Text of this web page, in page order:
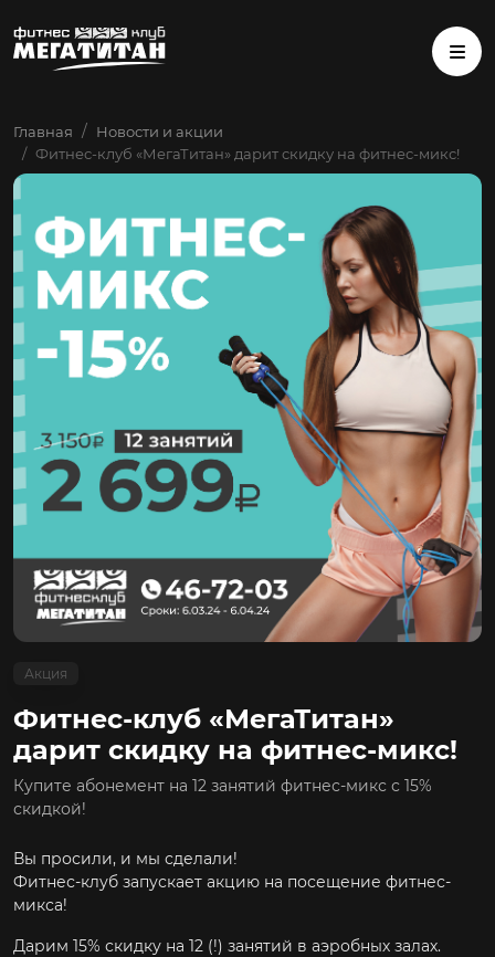
Главная
Новости и акции
Фитнес-клуб «МегаТитан» дарит скидку на фитнес-микс!
Акция
Фитнес-клуб «МегаТитан»
дарит скидку на фитнес-микс!
Купите абонемент на 12 занятий фитнес-микс с 15%
скидкой!
Вы просили, и мы сделали!
Фитнес-клуб запускает акцию на посещение фитнес-
микса!
Дарим 15% скидку на 12 (!) занятий в аэробных залах.